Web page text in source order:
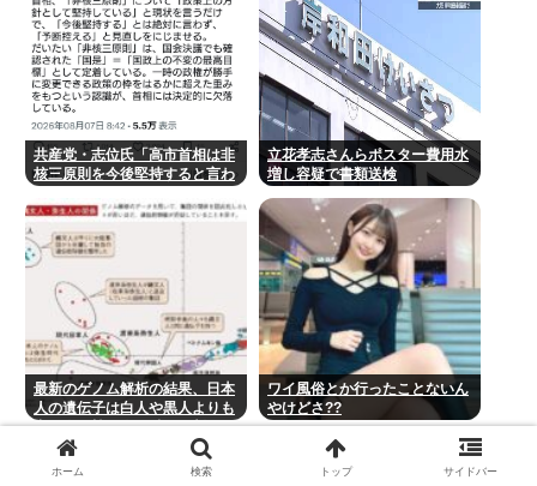
共産党・志位氏「高市首相は非
核三原則を今後堅持すると言わ
立花孝志さんらポスター費用水
増し容疑で書類送検
最新のゲノム解析の結果、日本
人の遺伝子は白人や黒人よりも
中国人や韓国人に酷似と判明…
ネトウヨ激震
ワイ風俗とか行ったことないん
やけどさ??
ホーム 検索 トップ サイドバー